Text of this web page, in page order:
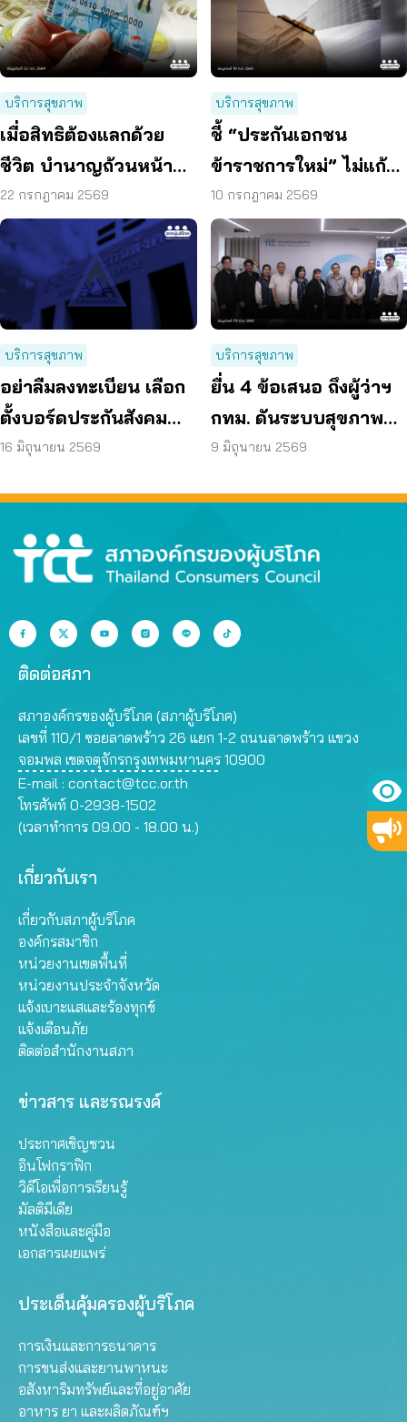
บริการสุขภาพ
เมื่อสิทธิต้องแลกด้วย
ชีวิต บำนาญถ้วนหน้า
คือคำตอบของสังคมสูง
วัย
22 กรกฎาคม 2569
บริการสุขภาพ
ชี้ “ประกันเอกชน
ข้าราชการใหม่” ไม่แก้
ปัญหางบฯ ระยะยาว
เสนอรวมกองทุนสุขภาพ
10 กรกฎาคม 2569
บริการสุขภาพ
อย่าลืมลงทะเบียน เลือก
ตั้งบอร์ดประกันสังคม
ก่อน 15 ก.ค. แล้วเตรียม
16 มิถุนายน 2569
บริการสุขภาพ
ยื่น 4 ข้อเสนอ ถึงผู้ว่าฯ
กทม. ดันระบบสุขภาพ
คนกรุงไร้รอยต่อ
9 มิถุนายน 2569
ติดต่อสภา
สภาองค์กรของผู้บริโภค (สภาผู้บริโภค)
เลขที่ 110/1 ซอยลาดพร้าว 26 แยก 1-2 ถนนลาดพร้าว แขวง
จอมพล เขตจตุจักรกรุงเทพมหานคร 10900
E-mail : contact@tcc.or.th
โทรศัพท์ 0-2938-1502
(เวลาทำการ 09.00 - 18.00 น.)
เกี่ยวกับเรา
เกี่ยวกับสภาผู้บริโภค
องค์กรสมาชิก
หน่วยงานเขตพื้นที่
หน่วยงานประจำจังหวัด
แจ้งเบาะแสและร้องทุกข์
แจ้งเตือนภัย
ติดต่อสำนักงานสภา
ข่าวสาร และรณรงค์
ประกาศเชิญชวน
อินโฟกราฟิก
วิดีโอเพื่อการเรียนรู้
มัลติมีเดีย
หนังสือและคู่มือ
เอกสารเผยแพร่
ประเด็นคุ้มครองผู้บริโภค
การเงินและการธนาคาร
การขนส่งและยานพาหนะ
อสังหาริมทรัพย์และที่อยู่อาศัย
อาหาร ยา และผลิตภัณฑ์ฯ